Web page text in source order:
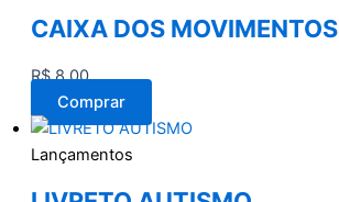
CAIXA DOS MOVIMENTOS
R$8,00
Comprar
Lançamentos